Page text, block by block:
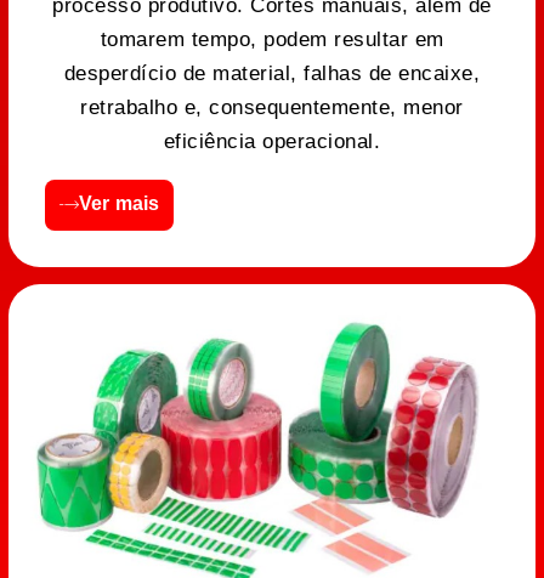
processo produtivo. Cortes manuais, além de
tomarem tempo, podem resultar em
desperdício de material, falhas de encaixe,
retrabalho e, consequentemente, menor
eficiência operacional.
Ver mais